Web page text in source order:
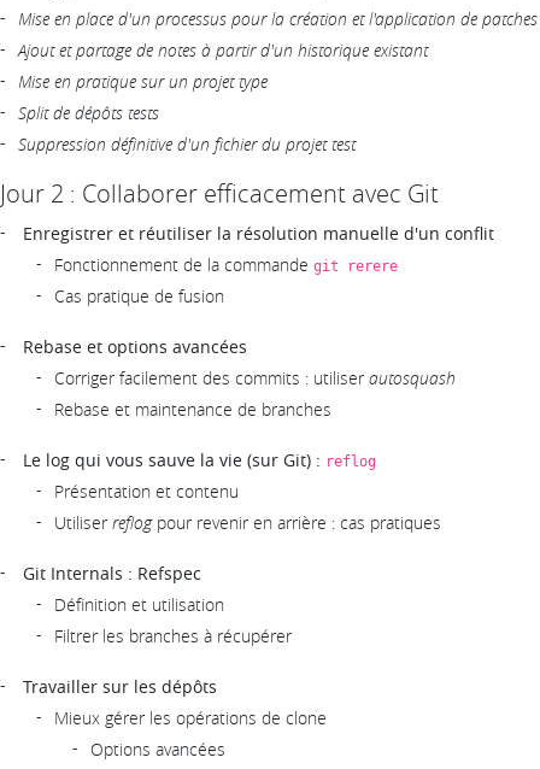
Mise en place d'un processus pour la création et l'application de patches
Ajout et partage de notes à partir d'un historique existant
Mise en pratique sur un projet type
Split de dépôts tests
Suppression définitive d'un fichier du projet test
Jour 2 : Collaborer efficacement avec Git
Enregistrer et réutiliser la résolution manuelle d'un conflit
Fonctionnement de la commande git rerere
Cas pratique de fusion
Rebase et options avancées
Corriger facilement des commits : utiliserautosquash
Rebase et maintenance de branches
Le log qui vous sauve la vie (sur Git) : reflog
Présentation et contenu
Utiliserreflogpour revenir en arrière : cas pratiques
Git Internals : Refspec
Définition et utilisation
Filtrer les branches à récupérer
Travailler sur les dépôts
Mieux gérer les opérations de clone
Options avancées